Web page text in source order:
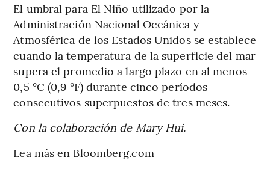
El umbral para El Niño utilizado por la
Administración Nacional Oceánica y
Atmosférica de los Estados Unidos se establece
cuando la temperatura de la superficie del mar
supera el promedio a largo plazo en al menos
0,5 °C (0,9 °F) durante cinco períodos
consecutivos superpuestos de tres meses.
Con la colaboración de Mary Hui.
Lea más en Bloomberg.com